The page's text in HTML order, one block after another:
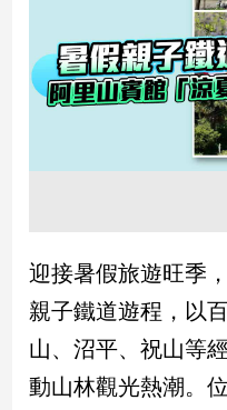
地
產
品
政
治
政
治
焦
迎接暑假旅遊旺季
親子鐵道遊程，以
山、沼平、祝山等
動山林觀光熱潮。